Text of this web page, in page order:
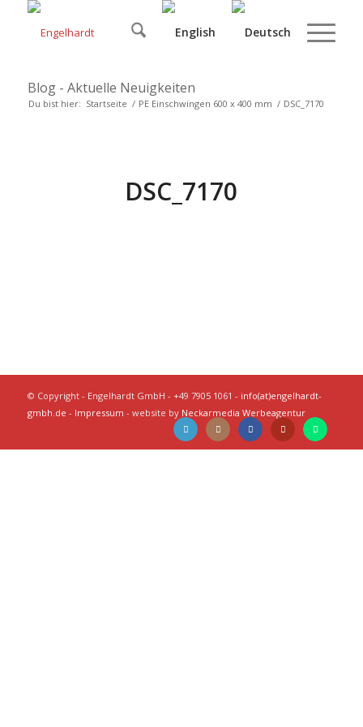
Blog - Aktuelle Neuigkeiten
Du bist hier: Startseite / PE Einschwingen 600 x 400 mm / DSC_7170
DSC_7170
© Copyright - Engelhardt GmbH - +49 7905 1061 - info(at)engelhardt-
gmbh.de - Impressum - website by Neckarmedia Werbeagentur